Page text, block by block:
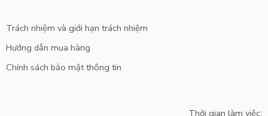
Trách nhiệm và giới hạn trách nhiệm
Hướng dẫn mua hàng
Chính sách bảo mật thông tin
Thời gian làm việc: